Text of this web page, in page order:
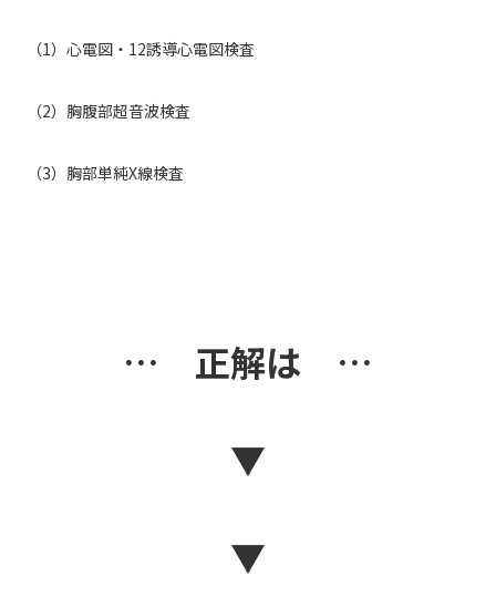
（1）心電図・12誘導心電図検査
（2）胸腹部超音波検査
（3）胸部単純X線検査
… 正解は …
▼
▼